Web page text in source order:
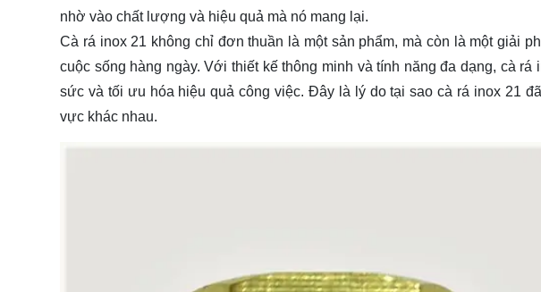
nhờ vào chất lượng và hiệu quả mà nó mang lại.
Cà rá inox 21 không chỉ đơn thuần là một sản phẩm, mà còn là một giải
cuộc sống hàng ngày. Với thiết kế thông minh và tính năng đa dạng, cà
sức và tối ưu hóa hiệu quả công việc. Đây là lý do tại sao cà rá inox 21
vực khác nhau.